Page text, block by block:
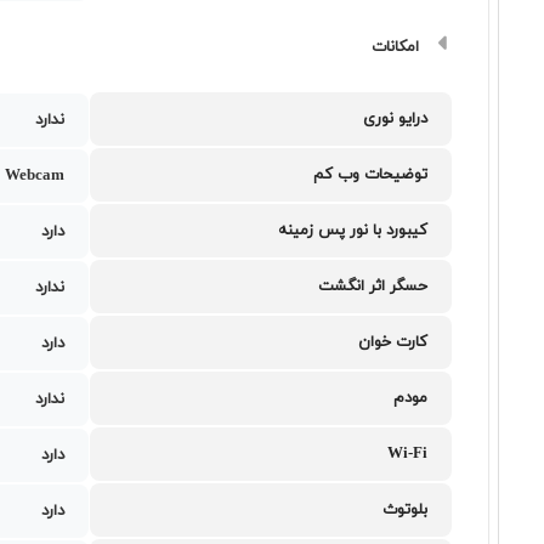
امکانات
درایو نوری ندارد
توضیحات وب کم
کیبورد با نور پس زمینه دارد
حسگر اثر انگشت ندارد
کارت خوان دارد
مودم ندارد
Wi-Fi دارد
بلوتوث دارد